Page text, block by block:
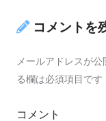
コメントを
メールアドレスが公
る欄は必須項目です
コメント